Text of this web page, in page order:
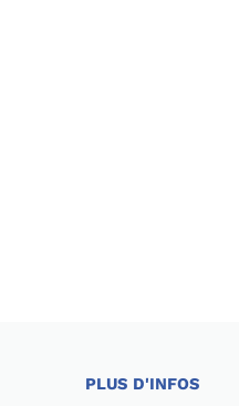
PLUS D'INFOS